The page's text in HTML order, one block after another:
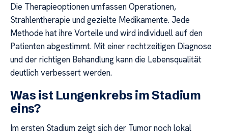
Die Therapieoptionen umfassen Operationen,
Strahlentherapie und gezielte Medikamente. Jede
Methode hat ihre Vorteile und wird individuell auf den
Patienten abgestimmt. Mit einer rechtzeitigen Diagnose
und der richtigen Behandlung kann die Lebensqualität
deutlich verbessert werden.
Was ist Lungenkrebs im Stadium
eins?
Im ersten Stadium zeigt sich der Tumor noch lokal